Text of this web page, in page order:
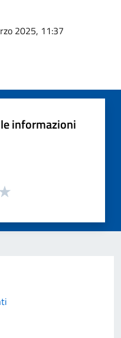
2025, 11:37
informazioni